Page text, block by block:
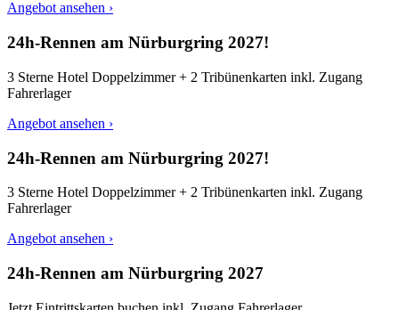
Angebot ansehen ›
24h-Rennen am Nürburgring 2027!
3 Sterne Hotel Doppelzimmer + 2 Tribünenkarten inkl. Zugang
Fahrerlager
Angebot ansehen ›
24h-Rennen am Nürburgring 2027!
3 Sterne Hotel Doppelzimmer + 2 Tribünenkarten inkl. Zugang
Fahrerlager
Angebot ansehen ›
24h-Rennen am Nürburgring 2027